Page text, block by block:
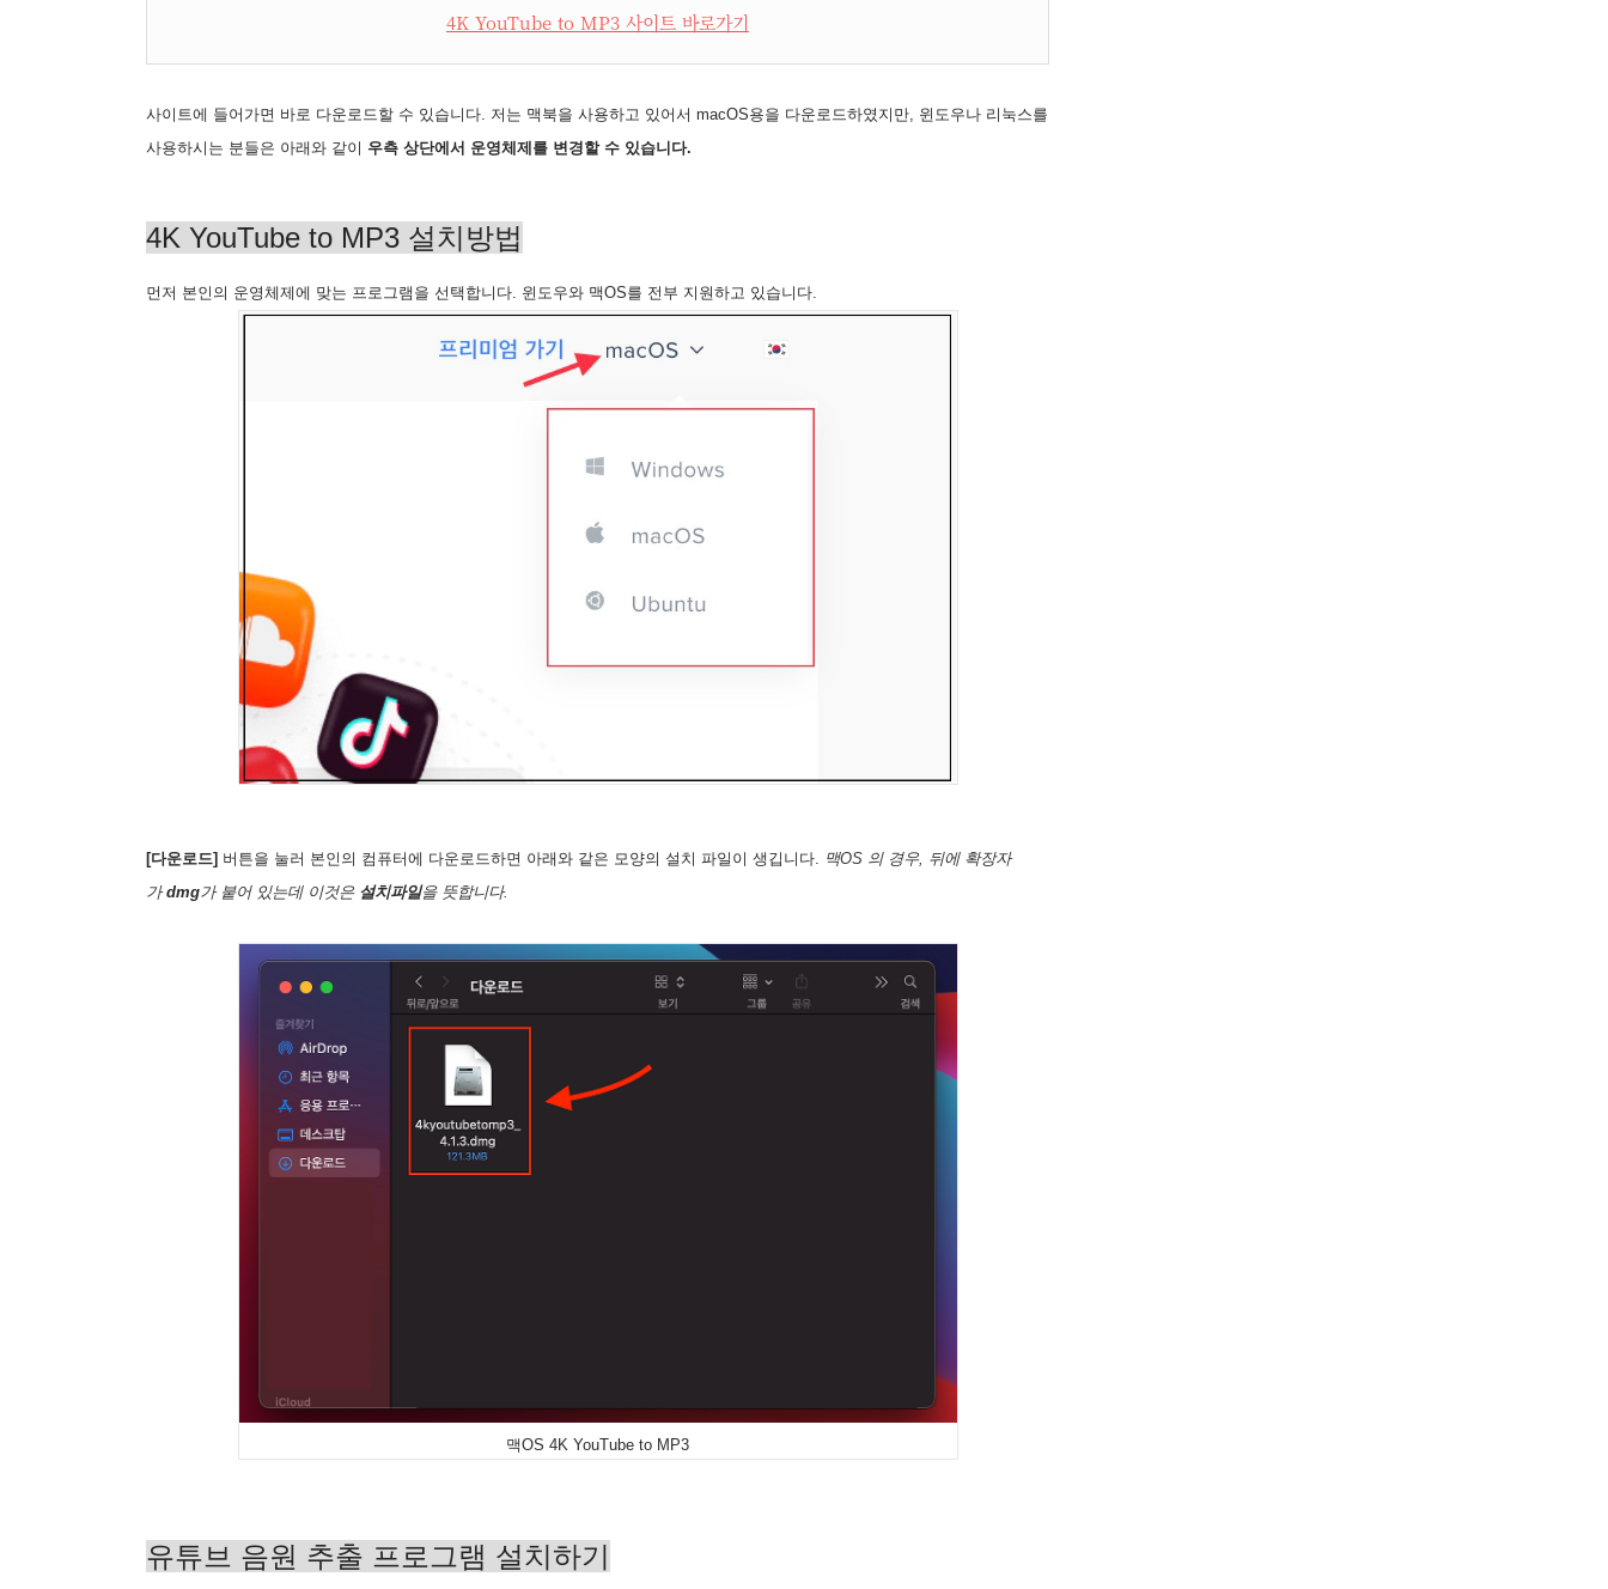
4K YouTube to MP3 사이트 바로가기
사이트에 들어가면 바로 다운로드할 수 있습니다. 저는 맥북을 사용하고 있어서 macOS용을 다운로드하였지만, 윈도우나 리눅스를
사용하시는 분들은 아래와 같이 우측 상단에서 운영체제를 변경할 수 있습니다.
4K YouTube to MP3 설치방법
먼저 본인의 운영체제에 맞는 프로그램을 선택합니다. 윈도우와 맥OS를 전부 지원하고 있습니다.
[다운로드] 버튼을 눌러 본인의 컴퓨터에 다운로드하면 아래와 같은 모양의 설치 파일이 생깁니다. 맥OS 의 경우, 뒤에 확장자
가 dmg가 붙어 있는데 이것은 설치파일을 뜻합니다.
맥OS 4K YouTube to MP3
유튜브 음원 추출 프로그램 설치하기